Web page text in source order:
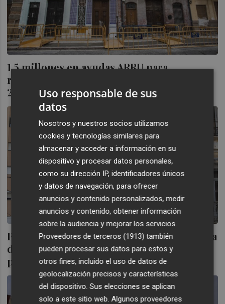
1,5 millones en ayudas ARRU para
rehabilitar 14 viviendas del Cabanyal en
2020
Plan Cabanyal centralizará la segunda línea
de ayudas ARRU para rehabilitar viviendas
privadas
Uso responsable de sus
datos
Nosotros y nuestros socios utilizamos
cookies y tecnologías similares para
almacenar y acceder a información en su
dispositivo y procesar datos personales,
como su dirección IP, identificadores únicos
y datos de navegación, para ofrecer
anuncios y contenido personalizados, medir
anuncios y contenido, obtener información
sobre la audiencia y mejorar los servicios.
Proveedores de terceros (1913) también
pueden procesar sus datos para estos y
otros fines, incluido el uso de datos de
geolocalización precisos y características
del dispositivo. Sus elecciones se aplican
solo a este sitio web. Algunos proveedores